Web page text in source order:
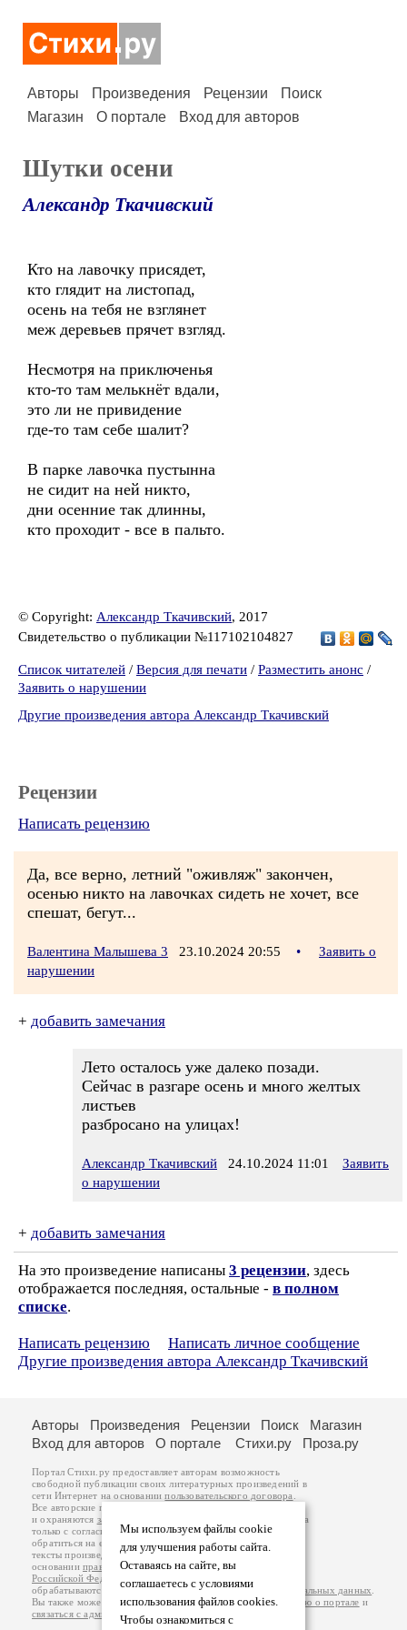
Авторы Произведения Рецензии
Поиск
Магазин
О портале Вход для авторов
Шутки осени
Александр Ткачивский
Кто на лавочку присядет,
кто глядит на листопад,
осень на тебя не взглянет
меж деревьев прячет взгляд.
Несмотря на приключенья
кто-то там мелькнёт вдали,
это ли не привидение
где-то там себе шалит?
В парке лавочка пустынна
не сидит на ней никто,
дни осенние так длинны,
кто проходит - все в пальто.
© Copyright: Александр Ткачивский, 2017
Свидетельство о публикации №117102104827
Список читателей / Версия для печати / Разместить анонс /
Заявить о нарушении
Другие произведения автора Александр Ткачивский
Рецензии
Написать рецензию
Да, все верно, летний "оживляж" закончен,
осенью никто на лавочках сидеть не хочет, все
спешат, бегут...
Валентина Малышева 3 23.10.2024 20:55 •
Заявить о
нарушении
+ добавить замечания
Лето осталось уже далеко позади.
Сейчас в разгаре осень и много желтых
листьев
разбросано на улицах!
Александр Ткачивский 24.10.2024 11:01
Заявить
о нарушении
+ добавить замечания
На это произведение написаны 3 рецензии, здесь
отображается последняя, остальные - в полном
списке.
Написать рецензию
Написать личное сообщение
Другие произведения автора Александр Ткачивский
Мы используем файлы cookie
для улучшения работы сайта.
Оставаясь на сайте, вы
соглашаетесь с условиями
использования файлов cookies.
Чтобы ознакомиться с
Авторы Произведения Рецензии Поиск
Магазин
Вход для авторов
О портале Стихи.ру Проза.ру
Портал Стихи.ру предоставляет авторам возможность
свободной публикации своих литературных произведений в
сети Интернет на основаниипользовательского договора
Все авторские права на произведения принадлежат авторам
и охраняются законом
. Перепечатка произведений возможна
только с согласия его автора, к которому вы можете
обратиться на его авторской странице. Ответственность за
тексты произведений авторы несут самостоятельно на
основанииправил публикацииизаконодательства
Российской Федерации
обрабатываются на основанииПолитики обработки персональных данных
Вы также можете посмотреть более подробнуюинформацию о портале и
связаться с администрацией